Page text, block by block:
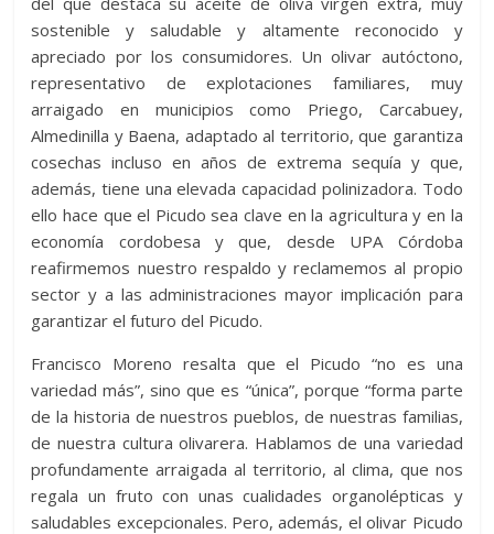
sostenible y saludable y altamente reconocido y
apreciado por los consumidores. Un olivar autóctono,
representativo de explotaciones familiares, muy
arraigado en municipios como Priego, Carcabuey,
Almedinilla y Baena, adaptado al territorio, que garantiza
cosechas incluso en años de extrema sequía y que,
además, tiene una elevada capacidad polinizadora. Todo
ello hace que el Picudo sea clave en la agricultura y en la
economía cordobesa y que, desde UPA Córdoba
reafirmemos nuestro respaldo y reclamemos al propio
sector y a las administraciones mayor implicación para
garantizar el futuro del Picudo.
Francisco Moreno resalta que el Picudo “no es una
variedad más”, sino que es “única”, porque “forma parte
de la historia de nuestros pueblos, de nuestras familias,
de nuestra cultura olivarera. Hablamos de una variedad
profundamente arraigada al territorio, al clima, que nos
regala un fruto con unas cualidades organolépticas y
saludables excepcionales. Pero, además, el olivar Picudo